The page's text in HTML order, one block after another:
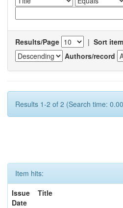
Results/Page | Sort
Authors/record
Results 1-2 of 2 (Search time:
Item hits:
Issue
Date
Title